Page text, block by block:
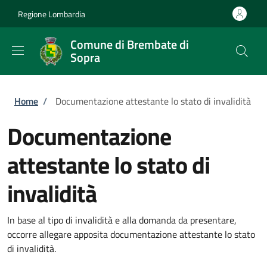
Regione Lombardia
Comune di Brembate di
Sopra
Briciole di pane
Home / Documentazione attestante lo stato di invalidità
Documentazione
attestante lo stato di
invalidità
In base al tipo di invalidità e alla domanda da presentare,
occorre allegare apposita documentazione attestante lo stato
di invalidità.